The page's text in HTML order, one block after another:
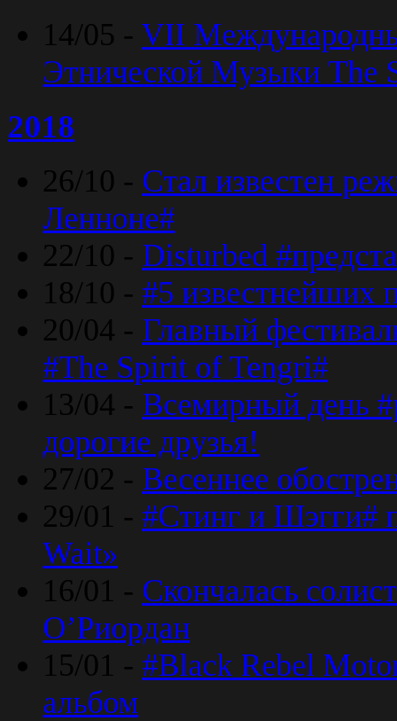
14/05 - VII
Этнической Музыки The
2018
26/10 - Стал известен
Ленноне#
22/10 - Disturbed
18/10 - #5 известнейших
20/04 - Главный
#The Spirit of Tengri#
13/04 - Всемирный день
дорогие друзья!
27/02 - Весеннее
29/01 - #Стинг и Шэгги#
Wait»
16/01 - Скончалась
O’Риордан
15/01 - #Black Rebel
альбом